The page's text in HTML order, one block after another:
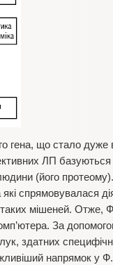
гена, що стало
ЛП базуються
(його
спрямовувалася
таких мішеней. Отже,
За
здатних
напрямок у